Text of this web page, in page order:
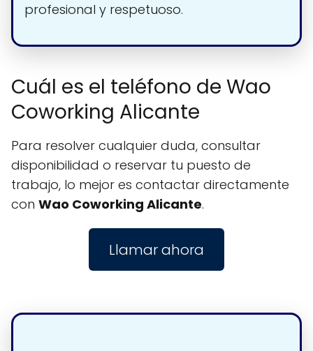
profesional y respetuoso.
Cuál es el teléfono de Wao
Coworking Alicante
Para resolver cualquier duda, consultar
disponibilidad o reservar tu puesto de
trabajo, lo mejor es contactar directamente
con Wao Coworking Alicante.
Llamar ahora